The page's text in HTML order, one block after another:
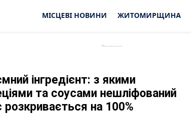
МІСЦЕВІ НОВИНИ ЖИТОМИРЩИНА
інгредієнт: з якими
та соусами нешліфований
розкривається на 100%